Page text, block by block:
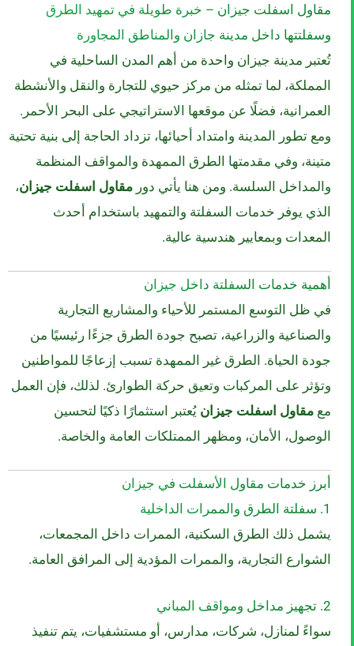
مقاول اسفلت جيزان – خبرة طويلة في تمهيد الطرق
وسفلتتها داخل مدينة جازان والمناطق المجاورة
تُعتبر مدينة جيزان واحدة من أهم المدن الساحلية في
المملكة، لما تمثله من مركز حيوي للتجارة والنقل والأنشطة
العمرانية، فضلًا عن موقعها الاستراتيجي على البحر الأحمر.
ومع تطور المدينة وامتداد أحيائها، تزداد الحاجة إلى بنية تحتية
متينة، وفي مقدمتها الطرق الممهدة والمواقف المنظمة
والمداخل السلسة. ومن هنا يأتي دور مقاول اسفلت جيزان،
الذي يوفر خدمات السفلتة والتمهيد باستخدام أحدث
المعدات وبمعايير هندسية عالية.
أهمية خدمات السفلتة داخل جيزان
في ظل التوسع المستمر للأحياء والمشاريع التجارية
والصناعية والزراعية، تصبح جودة الطرق جزءًا رئيسيًا من
جودة الحياة. الطرق غير الممهدة تسبب إزعاجًا للمواطنين
وتؤثر على المركبات وتعيق حركة الطوارئ. لذلك، فإن العمل
مع مقاول اسفلت جيزان يُعتبر استثمارًا ذكيًا لتحسين
الوصول، الأمان، ومظهر الممتلكات العامة والخاصة.
أبرز خدمات مقاول الأسفلت في جيزان
1. سفلتة الطرق والممرات الداخلية
يشمل ذلك الطرق السكنية، الممرات داخل المجمعات،
الشوارع التجارية، والممرات المؤدية إلى المرافق العامة.
2. تجهيز مداخل ومواقف المباني
سواءً لمنازل، شركات، مدارس، أو مستشفيات، يتم تنفيذ